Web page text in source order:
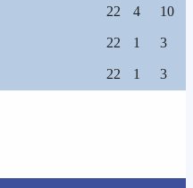
22 4 10
22 1 3
22 1 3